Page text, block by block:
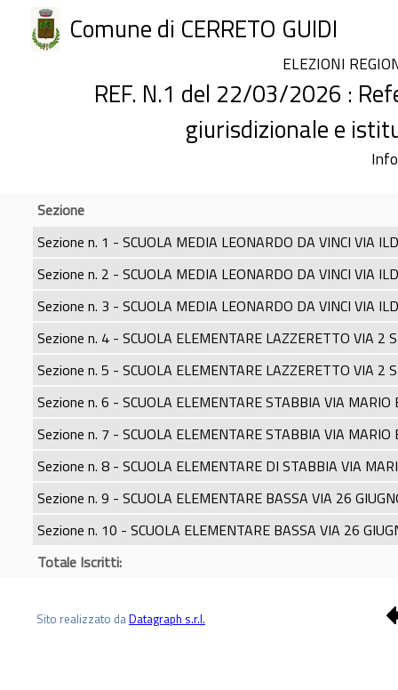
Comune di CERRETO GUIDI
ELEZIONI
REF. N.1 del 22/03/2026 :
giurisdizionale e
Sezione
Sezione n. 1 - SCUOLA MEDIA LEONARDO DA VINCI VIA
Sezione n. 2 - SCUOLA MEDIA LEONARDO DA VINCI VIA
Sezione n. 3 - SCUOLA MEDIA LEONARDO DA VINCI VIA
Sezione n. 4 - SCUOLA ELEMENTARE LAZZERETTO VIA 2
Sezione n. 5 - SCUOLA ELEMENTARE LAZZERETTO VIA 2
Sezione n. 6 - SCUOLA ELEMENTARE STABBIA VIA MARIO
Sezione n. 7 - SCUOLA ELEMENTARE STABBIA VIA MARIO
Sezione n. 8 - SCUOLA ELEMENTARE DI STABBIA VIA
Sezione n. 9 - SCUOLA ELEMENTARE BASSA VIA 26
Sezione n. 10 - SCUOLA ELEMENTARE BASSA VIA 26
Totale Iscritti:
Sito realizzato daDatagraph s.r.l.